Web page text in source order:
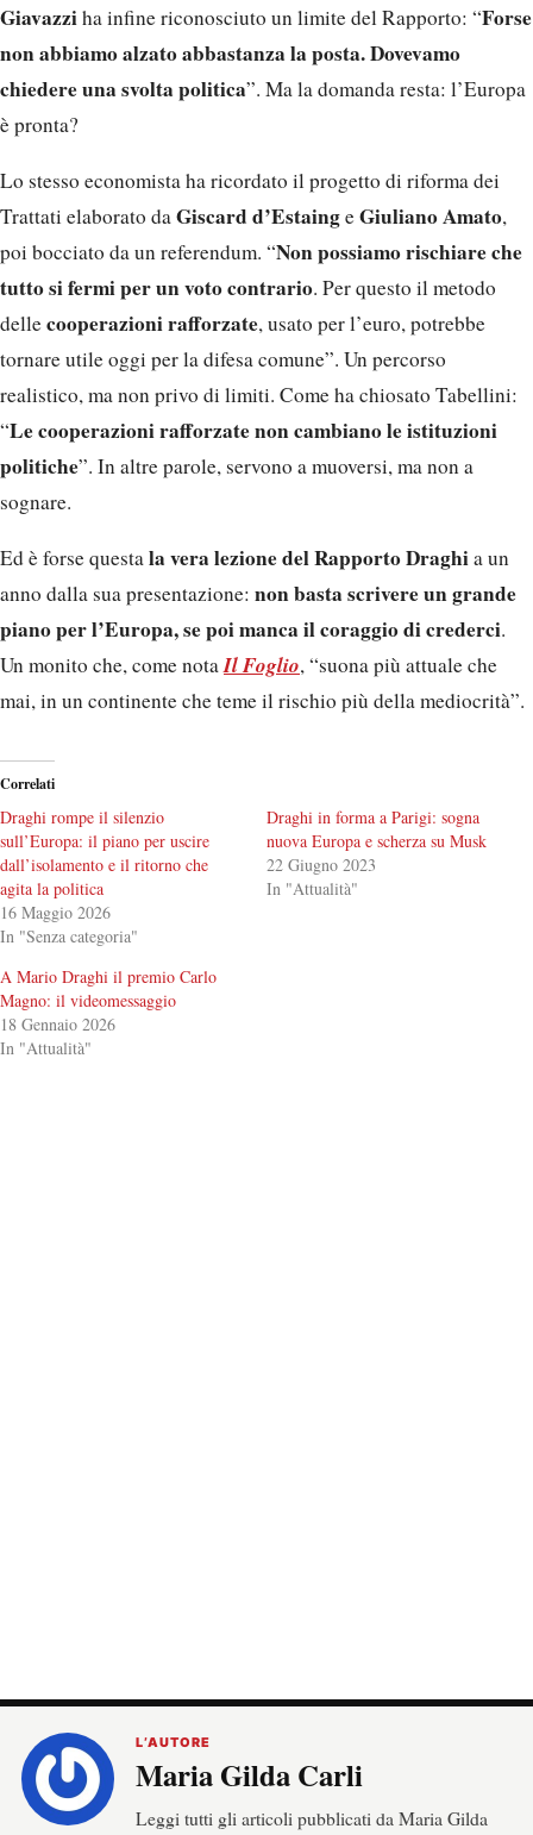
Giavazziha infine riconosciuto un limite del Rapporto: “Forse
non abbiamo alzato abbastanza la posta. Dovevamo
chiedere una svolta politica”. Ma la domanda resta: l’Europa
è pronta?
Lo stesso economista ha ricordato il progetto di riforma dei
Trattati elaborato daGiscard d’EstaingeGiuliano Amato,
poi bocciato da un referendum. “Non possiamo rischiare che
tutto si fermi per un voto contrario. Per questo il metodo
dellecooperazioni rafforzate, usato per l’euro, potrebbe
tornare utile oggi per la difesa comune”. Un percorso
realistico, ma non privo di limiti. Come ha chiosato Tabellini:
“Le cooperazioni rafforzate non cambiano le istituzioni
politiche”. In altre parole, servono a muoversi, ma non a
sognare.
Ed è forse questala vera lezione del Rapporto Draghia un
anno dalla sua presentazione: non basta scrivere un grande
piano per l’Europa, se poi manca il coraggio di crederci.
Un monito che, come notaIl Foglio, “suona più attuale che
mai, in un continente che teme il rischio più della mediocrità”.
Correlati
Draghi rompe il silenzio
sull’Europa: il piano per uscire
dall’isolamento e il ritorno che
agita la politica
16 Maggio 2026
In "Senza categoria"
Draghi in forma a Parigi: sogna
nuova Europa e scherza su Musk
22 Giugno 2023
In "Attualità"
A Mario Draghi il premio Carlo
Magno: il videomessaggio
18 Gennaio 2026
In "Attualità"
L’AUTORE
Maria Gilda Carli
Leggi tutti gli articoli pubblicati da Maria Gilda